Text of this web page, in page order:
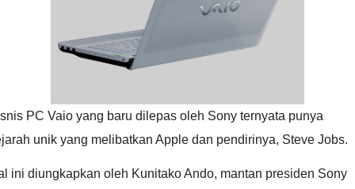
PC Vaio yang baru dilepas oleh Sony ternyata punya
unik yang melibatkan Apple dan pendirinya, Steve Jobs.
ini diungkapkan oleh Kunitako Ando, mantan presiden Sony